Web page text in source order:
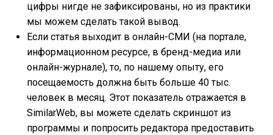
цифры нигде не зафиксированы, но из практики
мы можем сделать такой вывод.
Если статья выходит в онлайн-СМИ (на портале,
информационном ресурсе, в бренд-медиа или
онлайн-журнале), то, по нашему опыту, его
посещаемость должна быть больше 40 тыс.
человек в месяц. Этот показатель отражается в
SimilarWeb, вы можете сделать скриншот из
программы и попросить редактора предоставить